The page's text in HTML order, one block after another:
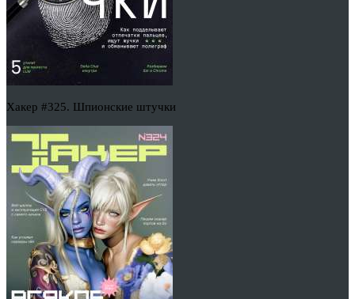
Хакер #325. Шпионские штучки